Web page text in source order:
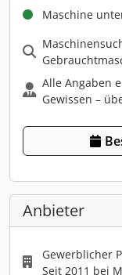
Maschine
Alle Angaben
Gewissen –
Anbieter
Gewerblicher
Seit 2011 bei